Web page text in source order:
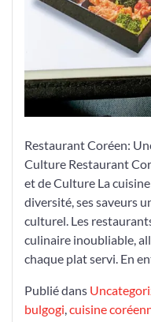
Restaurant Coréen:
Culture Restaurant
et de Culture La
diversité, ses saveurs
culturel. Les
culinaire inoubliable,
chaque plat servi. En
Publié dans
bulgogi cuisine